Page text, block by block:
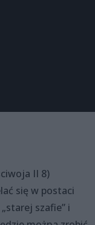
II 8)
się w postaci
szafie” i